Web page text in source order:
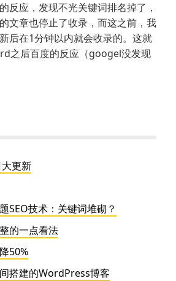
反应，发现不光关键词排名掉了，
文章也停止了收录，而这之前，我
后在1分钟以内就会收录的。这就
之后百度的反应（googel没发现
更新
SEO技术：关键词堆砌？
的一点看法
50%
搭建的WordPress博客